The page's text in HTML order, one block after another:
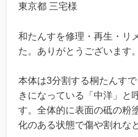
東京都 三宅様
和たんすを修理・再生・リ
た。ありがとうございます。
本体は3分割する桐たんす
きになっている「中洋」と
す。全体的に表面の砥の粉
化のある状態で傷や割れな